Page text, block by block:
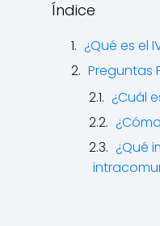
Índice
¿Qué es el
Preguntas
¿Cuál
¿Qué